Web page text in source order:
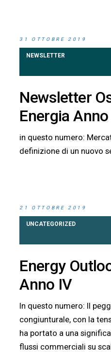
31 OTTOBRE 2019
NEWSLETTER
Newsletter
Energia
in questo numero: Mercato elettrico Verso la
definizione di un nuovo
21 OTTOBRE 2019
UNCATEGORIZED
Energy
Anno IV
In questo numero: Il peggioramento del quadro
congiunturale, con la
ha portato a una
flussi commerciali su